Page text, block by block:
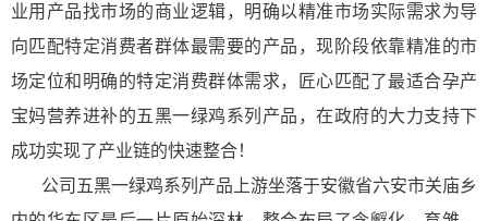
业用产品找市场的商业逻辑，明确以精准市场实际需求为导
向匹配特定消费者群体最需要的产品，现阶段依靠精准的市
场定位和明确的特定消费群体需求，匠心匹配了最适合孕产
宝妈营养进补的五黑一绿鸡系列产品，在政府的大力支持下
成功实现了产业链的快速整合！
公司五黑一绿鸡系列产品上游坐落于安徽省六安市关庙乡